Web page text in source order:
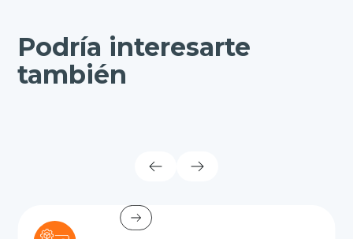
Podría interesarte
también